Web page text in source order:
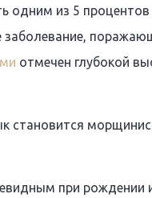
одним из 5 процентов
отмечен глубокой
становится
при рождении